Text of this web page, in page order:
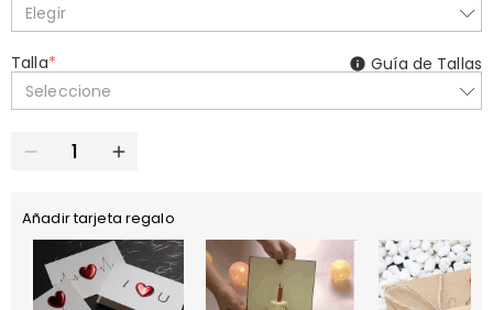
Elegir
Talla*
Seleccione
Guía de Tallas
Añadir tarjeta regalo